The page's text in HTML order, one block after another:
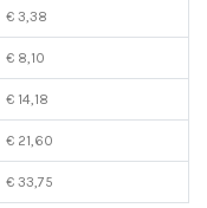
€ 3,38
€ 8,10
€ 14,18
€ 21,60
€ 33,75